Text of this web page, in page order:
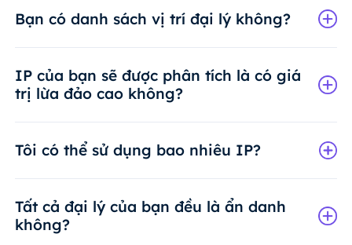
Bạn có danh sách vị trí đại lý không?
IP của bạn sẽ được phân tích là có giá
trị lừa đảo cao không?
Tôi có thể sử dụng bao nhiêu IP?
Tất cả đại lý của bạn đều là ẩn danh
không?